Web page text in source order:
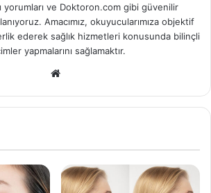
yorumları ve Doktoron.com gibi güvenilir
Amacımız, okuyucularımıza objektif
ederek sağlık hizmetleri konusunda bilinçli
yapmalarını sağlamaktır.